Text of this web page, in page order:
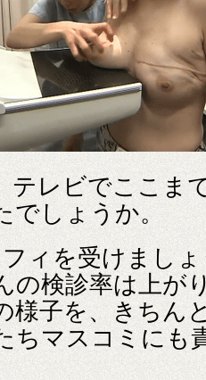
テレビでここま
でしょうか。
ィを受けまし
の検診率は上が
様子を、きちん
ちマスコミにも